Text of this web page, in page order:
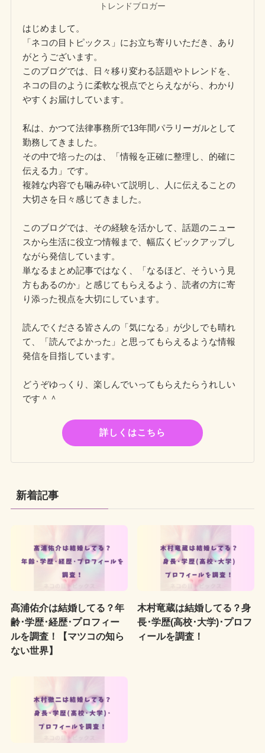
トレンドブロガー
はじめまして。
「ネコの目トピックス」にお立ち寄りいただき、あり
がとうございます。
このブログでは、日々移り変わる話題やトレンドを、
ネコの目のように柔軟な視点でとらえながら、わかり
やすくお届けしています。
私は、かつて法律事務所で13年間パラリーガルとして
勤務してきました。
その中で培ったのは、「情報を正確に整理し、的確に
伝える力」です。
複雑な内容でも噛み砕いて説明し、人に伝えることの
大切さを日々感じてきました。
このブログでは、その経験を活かして、話題のニュー
スから生活に役立つ情報まで、幅広くピックアップし
ながら発信しています。
単なるまとめ記事ではなく、「なるほど、そういう見
方もあるのか」と感じてもらえるよう、読者の方に寄
り添った視点を大切にしています。
読んでくださる皆さんの「気になる」が少しでも晴れ
て、「読んでよかった」と思ってもらえるような情報
発信を目指しています。
どうぞゆっくり、楽しんでいってもらえたらうれしい
です＾＾
詳しくはこちら
新着記事
髙浦佑介は結婚してる？年
齢･学歴･経歴･プロフィー
ルを調査！【マツコの知ら
ない世界】
木村竜蔵は結婚してる？身
長･学歴(高校･大学)･プロフ
ィールを調査！